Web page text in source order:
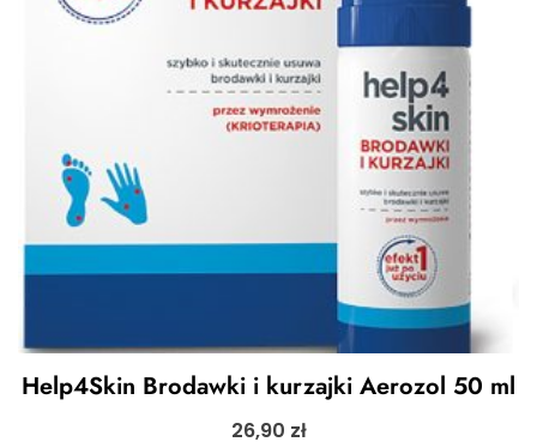
Help4Skin Brodawki i kurzajki Aerozol 50 ml
26,90 zł